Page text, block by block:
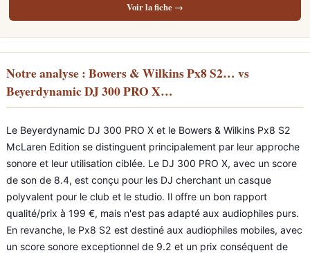
Voir la fiche →
Notre analyse : Bowers & Wilkins Px8 S2… vs
Beyerdynamic DJ 300 PRO X…
Le Beyerdynamic DJ 300 PRO X et le Bowers & Wilkins Px8 S2
McLaren Edition se distinguent principalement par leur approche
sonore et leur utilisation ciblée. Le DJ 300 PRO X, avec un score
de son de 8.4, est conçu pour les DJ cherchant un casque
polyvalent pour le club et le studio. Il offre un bon rapport
qualité/prix à 199 €, mais n'est pas adapté aux audiophiles purs.
En revanche, le Px8 S2 est destiné aux audiophiles mobiles, avec
un score sonore exceptionnel de 9.2 et un prix conséquent de